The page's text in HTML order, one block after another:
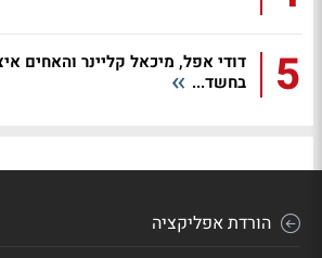
5
דודי אפל, מיכאל קליינר והאחים
בחשד...
הורדת אפליקציה